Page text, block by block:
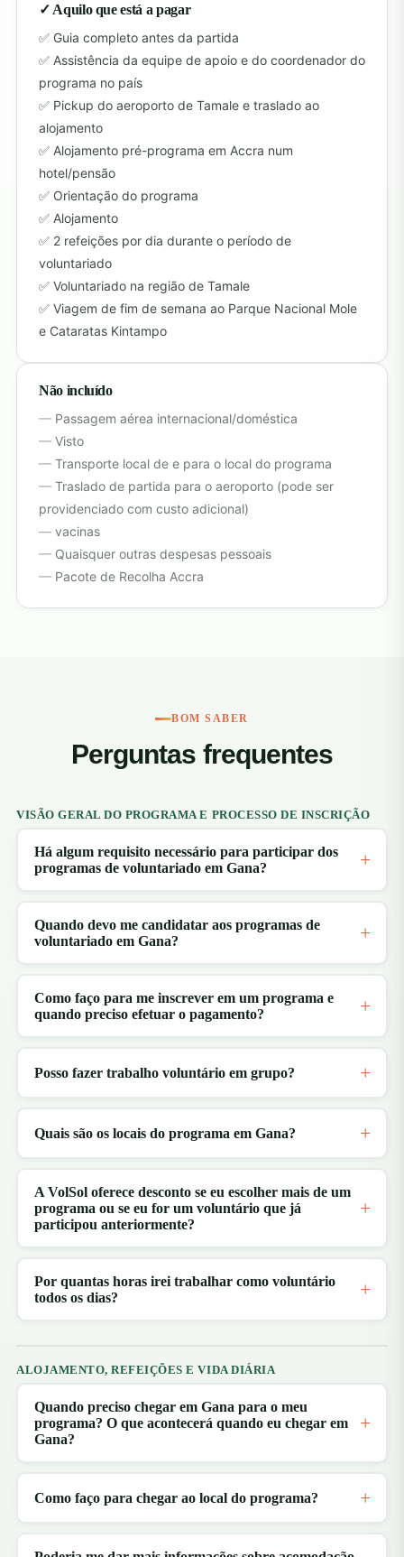
✓ Aquilo que está a pagar
Guia completo antes da partida
Assistência da equipe de apoio e do coordenador do
programa no país
Pickup do aeroporto de Tamale e traslado ao
alojamento
Alojamento pré-programa em Accra num
hotel/pensão
Orientação do programa
Alojamento
2 refeições por dia durante o período de
voluntariado
Voluntariado na região de Tamale
Viagem de fim de semana ao Parque Nacional Mole
e Cataratas Kintampo
Não incluído
Passagem aérea internacional/doméstica
Visto
Transporte local de e para o local do programa
Traslado de partida para o aeroporto (pode ser
providenciado com custo adicional)
vacinas
Quaisquer outras despesas pessoais
Pacote de Recolha Accra
BOM SABER
Perguntas frequentes
VISÃO GERAL DO PROGRAMA E PROCESSO DE INSCRIÇÃO
Há algum requisito necessário para participar dos
programas de voluntariado em Gana?
Quando devo me candidatar aos programas de
voluntariado em Gana?
Como faço para me inscrever em um programa e
quando preciso efetuar o pagamento?
Posso fazer trabalho voluntário em grupo?
Quais são os locais do programa em Gana?
A VolSol oferece desconto se eu escolher mais de um
programa ou se eu for um voluntário que já
participou anteriormente?
Por quantas horas irei trabalhar como voluntário
todos os dias?
ALOJAMENTO, REFEIÇÕES E VIDA DIÁRIA
Quando preciso chegar em Gana para o meu
programa? O que acontecerá quando eu chegar em
Gana?
Como faço para chegar ao local do programa?